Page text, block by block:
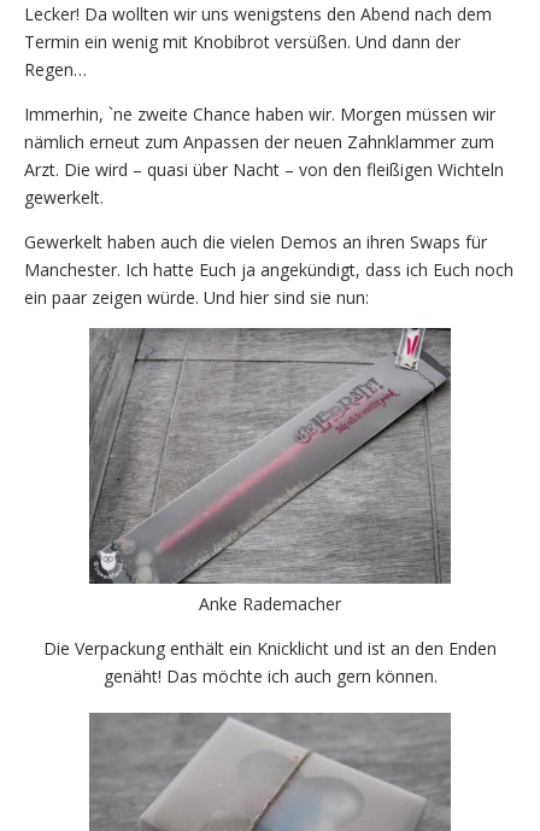
Lecker! Da wollten wir uns wenigstens den Abend nach dem
Termin ein wenig mit Knobibrot versüßen. Und dann der
Regen…
Immerhin, `ne zweite Chance haben wir. Morgen müssen wir
nämlich erneut zum Anpassen der neuen Zahnklammer zum
Arzt. Die wird – quasi über Nacht – von den fleißigen Wichteln
gewerkelt.
Gewerkelt haben auch die vielen Demos an ihren Swaps für
Manchester. Ich hatte Euch ja angekündigt, dass ich Euch noch
ein paar zeigen würde. Und hier sind sie nun:
Anke Rademacher
Die Verpackung enthält ein Knicklicht und ist an den Enden
genäht! Das möchte ich auch gern können.